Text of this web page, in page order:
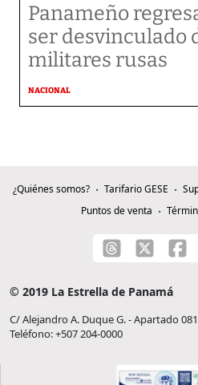
Panameño
ser desvinculado
militares rusas
NACIONAL
¿Quiénes somos? Tarifario GESE
Puntos de venta
© 2019 La Estrella de Panamá
C/ Alejandro A. Duque G. - Apartado
Teléfono: +507 204-0000